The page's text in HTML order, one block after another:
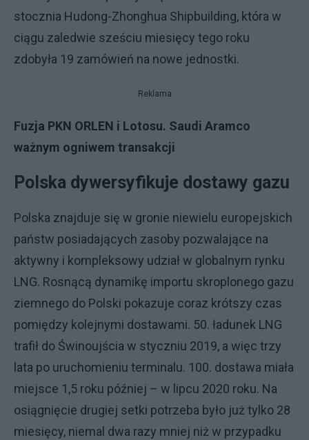
stocznia Hudong-Zhonghua Shipbuilding, która w
ciągu zaledwie sześciu miesięcy tego roku
zdobyła 19 zamówień na nowe jednostki.
Reklama
Fuzja PKN ORLEN i Lotosu. Saudi Aramco
ważnym ogniwem transakcji
Polska dywersyfikuje dostawy gazu
Polska znajduje się w gronie niewielu europejskich
państw posiadających zasoby pozwalające na
aktywny i kompleksowy udział w globalnym rynku
LNG. Rosnącą dynamikę importu skroplonego gazu
ziemnego do Polski pokazuje coraz krótszy czas
pomiędzy kolejnymi dostawami. 50. ładunek LNG
trafił do Świnoujścia w styczniu 2019, a więc trzy
lata po uruchomieniu terminalu. 100. dostawa miała
miejsce 1,5 roku później – w lipcu 2020 roku. Na
osiągnięcie drugiej setki potrzeba było już tylko 28
miesięcy, niemal dwa razy mniej niż w przypadku